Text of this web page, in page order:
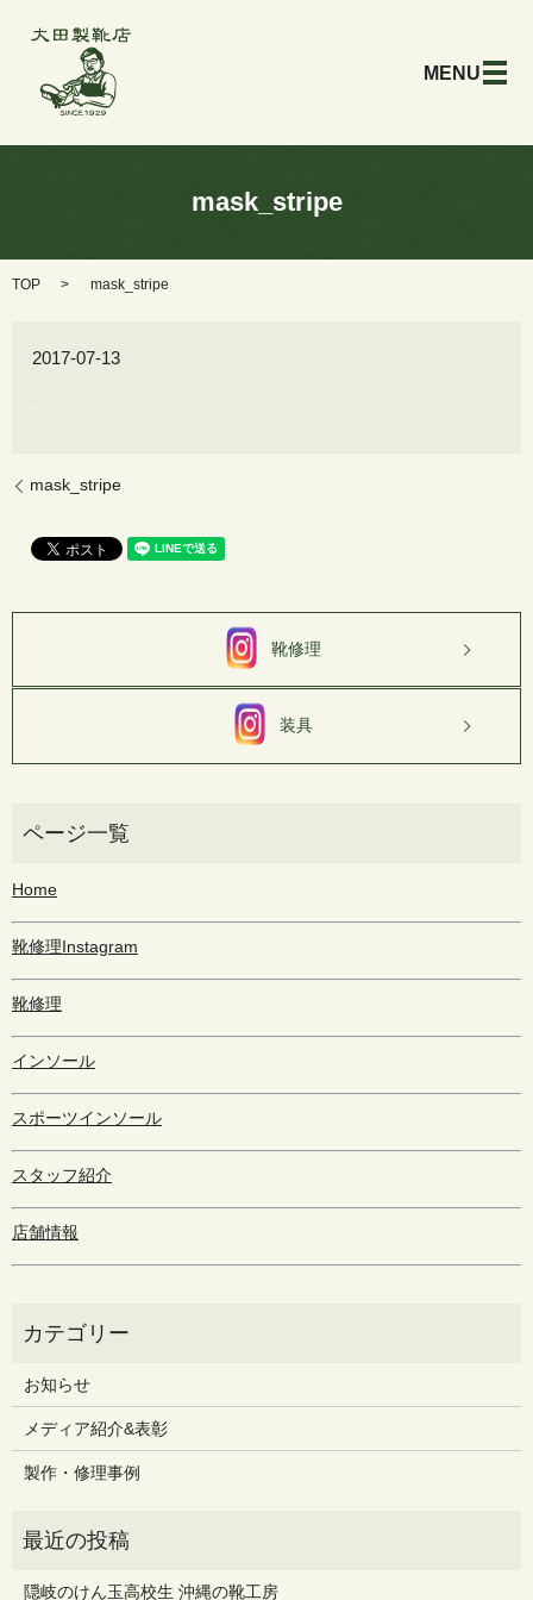
メ
mask_stripe
TOP mask_stripe
2017-07-13
mask_stripe
靴修理
装具
Home
靴修理Instagram
靴修理
インソール
スポーツインソール
スタッフ紹介
店舗情報
お知らせ
メディア紹介&表彰
製作・修理事例
隠岐のけん玉高校生 沖縄の靴工房